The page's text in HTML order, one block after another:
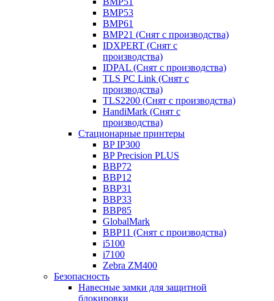
BMP53
BMP61
BMP21 (Снят с производства)
IDXPERT (Снят с
производства)
IDPAL (Снят с производства)
TLS PC Link (Снят с
производства)
TLS2200 (Снят с производства)
HandiMark (Снят с
производства)
Стационарные принтеры
BP IP300
BP Precision PLUS
BBP72
BBP12
BBP31
BBP33
BBP85
GlobalMark
BBP11 (Снят с производства)
i5100
i7100
Zebra ZM400
Безопасность
Навесные замки для защитной
блокировки